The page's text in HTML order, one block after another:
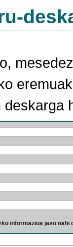
deskarga
informazioa jaso nahi